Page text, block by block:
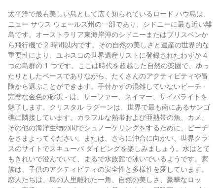
太平洋で最も美しい島として広く知られているロード ハウ島は、
ニュー サウス ウェールズ州の一部であり、シドニーに最も近い離
島です。オーストラリア東海岸沖のシドニーまたはブリスベンか
ら飛行機で 2 時間以内です。その自然の美しさと遺産の世界的な
重要性により、ユネスコの世界遺産リストに登録されたわずか 4
つの島群の 1 つです。ここは時代を超越した自然の楽園で、ゆっ
たりとしたペースでありながら、たくさんのアクティビティや冒
険から選ぶことができます。手付かずの混雑していないビーチ -
完璧な金色の砂浜 - は、サーファー、スイマー、サイバライトを
魅了します。クリスタル ラグーンは、世界で最も南にあるサンゴ
礁に隣接しています。カラフルな熱帯および亜熱帯の魚、カメ、
その他の海洋生物の間でシュノーケリングをするために、ビーチ
をさまよってください。または、さらに沖合に向かい、世界クラ
スのサイトでスキューバ ダイビングを楽しみましょう。水はとて
もきれいで澄んでいて、まるで水族館で泳いでいるようです。家
族は、子供のアクティビティの安全性と多様性を愛しています。
恋人たちは、島の人里離れた一角、自然の美しさ、豪華なロッ